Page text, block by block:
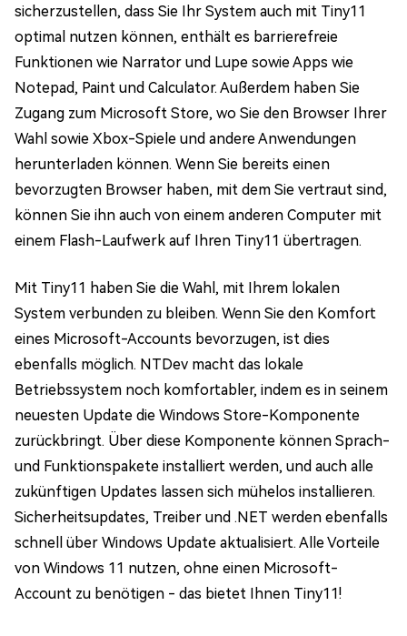
sicherzustellen, dass Sie Ihr System auch mit Tiny11
optimal nutzen können, enthält es barrierefreie
Funktionen wie Narrator und Lupe sowie Apps wie
Notepad, Paint und Calculator. Außerdem haben Sie
Zugang zum Microsoft Store, wo Sie den Browser Ihrer
Wahl sowie Xbox-Spiele und andere Anwendungen
herunterladen können. Wenn Sie bereits einen
bevorzugten Browser haben, mit dem Sie vertraut sind,
können Sie ihn auch von einem anderen Computer mit
einem Flash-Laufwerk auf Ihren Tiny11 übertragen.
Mit Tiny11 haben Sie die Wahl, mit Ihrem lokalen
System verbunden zu bleiben. Wenn Sie den Komfort
eines Microsoft-Accounts bevorzugen, ist dies
ebenfalls möglich. NTDev macht das lokale
Betriebssystem noch komfortabler, indem es in seinem
neuesten Update die Windows Store-Komponente
zurückbringt. Über diese Komponente können Sprach-
und Funktionspakete installiert werden, und auch alle
zukünftigen Updates lassen sich mühelos installieren.
Sicherheitsupdates, Treiber und .NET werden ebenfalls
schnell über Windows Update aktualisiert. Alle Vorteile
von Windows 11 nutzen, ohne einen Microsoft-
Account zu benötigen - das bietet Ihnen Tiny11!